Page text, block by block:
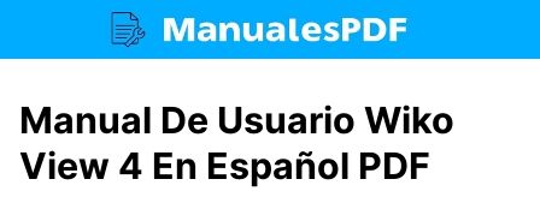
Manual De Usuario Wiko
View 4 En Español PDF